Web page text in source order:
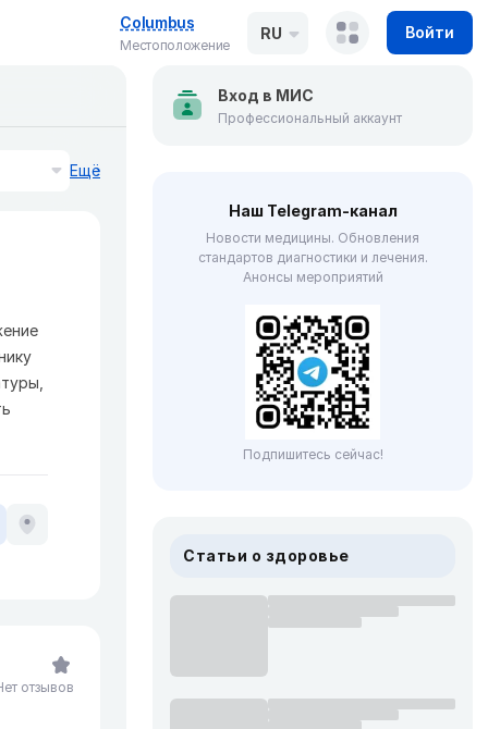
Columbus
Местоположение
RU Войти
Ещё
отзывов
Вход в МИС
Профессиональный аккаунт
Наш Telegram-канал
Новости медицины. Обновления
стандартов диагностики и лечения.
Анонсы мероприятий
Подпишитесь сейчас!
Статьи о здоровье